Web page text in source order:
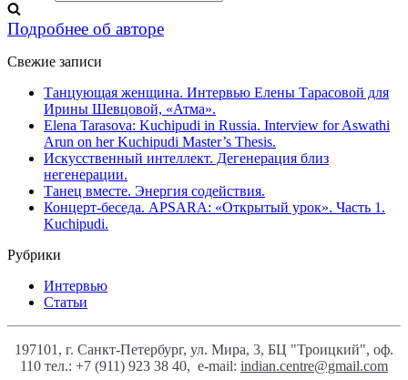
Подробнее об авторе
Свежие записи
Танцующая женщина. Интервью Елены Тарасовой для
Ирины Шевцовой, «Атма».
Elena Tarasova: Kuchipudi in Russia. Interview for Aswathi
Arun on her Kuchipudi Master’s Thesis.
Искусственный интеллект. Дегенерация близ
негенерации.
Танец вместе. Энергия содействия.
Концерт-беседа. APSARA: «Открытый урок». Часть 1.
Kuchipudi.
Рубрики
Интервью
Статьи
197101, г. Санкт-Петербург, ул. Мира, 3, БЦ "Троицкий", оф.
110 тел.: +7 (911) 923 38 40, e-mail: indian.centre@gmail.com